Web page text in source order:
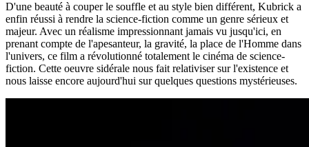
D'une beauté à couper le souffle et au style bien différent, Kubrick a
enfin réussi à rendre la science-fiction comme un genre sérieux et
majeur. Avec un réalisme impressionnant jamais vu jusqu'ici, en
prenant compte de l'apesanteur, la gravité, la place de l'Homme dans
l'univers, ce film a révolutionné totalement le cinéma de science-
fiction. Cette oeuvre sidérale nous fait relativiser sur l'existence et
nous laisse encore aujourd'hui sur quelques questions mystérieuses.